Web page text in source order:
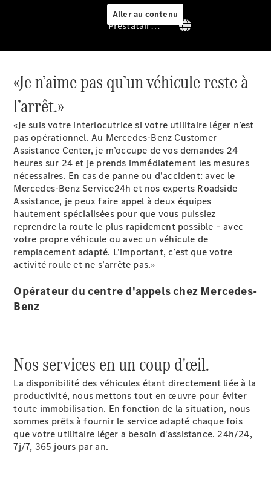
Aller au contenu
Aperçu
Van Service
Assistance
dépannage
& assistance
client
de mobilité
d’origine
Mercedes-
Benz
QualityService
Services
connectés
Prestataire / Protection des données
«Je n’aime pas qu’un véhicule reste à
l’arrêt.»
«Je suis votre interlocutrice si votre utilitaire léger n’est
pas opérationnel. Au Mercedes-Benz Customer
Assistance Center, je m’occupe de vos demandes 24
heures sur 24 et je prends immédiatement les mesures
nécessaires. En cas de panne ou d’accident: avec le
Mercedes-Benz Service24h et nos experts Roadside
Assistance, je peux faire appel à deux équipes
hautement spécialisées pour que vous puissiez
reprendre la route le plus rapidement possible – avec
votre propre véhicule ou avec un véhicule de
remplacement adapté. L’important, c’est que votre
activité roule et ne s’arrête pas.»
Opérateur du centre d'appels chez Mercedes-
Benz
Nos services en un coup d'œil.
La disponibilité des véhicules étant directement liée à la
productivité, nous mettons tout en œuvre pour éviter
toute immobilisation. En fonction de la situation, nous
sommes prêts à fournir le service adapté chaque fois
que votre utilitaire léger a besoin d'assistance. 24h/24,
7j/7, 365 jours par an.